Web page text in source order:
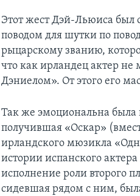
Этот жест Дэй-Льюиса был
поводом для шутки по
рыцарскому званию,
что как ирландец актер не
Дэниелом». От этого его
Так же эмоциональна
получившая «Оскар»
ирландского мюзикла
истории испанского
исполнение роли второго
сидевшая рядом с ним,